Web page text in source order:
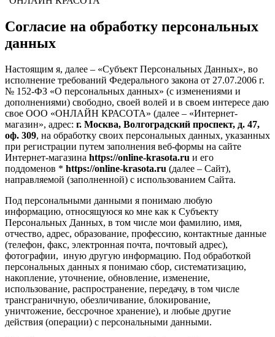
Согласие на обработку персональных
данных
Настоящим я, далее – «Субъект Персональных Данных», во
исполнение требований Федерального закона от 27.07.2006 г.
№ 152-ФЗ «О персональных данных» (с изменениями и
дополнениями) свободно, своей волей и в своем интересе даю
свое ООО «ОНЛАЙН КРАСОТА» (далее – «Интернет-
магазин», адрес: г. Москва, Волгоградский проспект, д. 47,
оф. 309, на обработку своих персональных данных, указанных
при регистрации путем заполнения веб-формы на сайте
Интернет-магазина https://online-krasota.ru и его
поддоменов * https://online-krasota.ru (далее – Сайт),
направляемой (заполненной) с использованием Сайта.
Под персональными данными я понимаю любую
информацию, относящуюся ко мне как к Субъекту
Персональных Данных, в том числе мои фамилию, имя,
отчество, адрес, образование, профессию, контактные данные
(телефон, факс, электронная почта, почтовый адрес),
фотографии, иную другую информацию. Под обработкой
персональных данных я понимаю сбор, систематизацию,
накопление, уточнение, обновление, изменение,
использование, распространение, передачу, в том числе
трансграничную, обезличивание, блокирование,
уничтожение, бессрочное хранение), и любые другие
действия (операции) с персональными данными.